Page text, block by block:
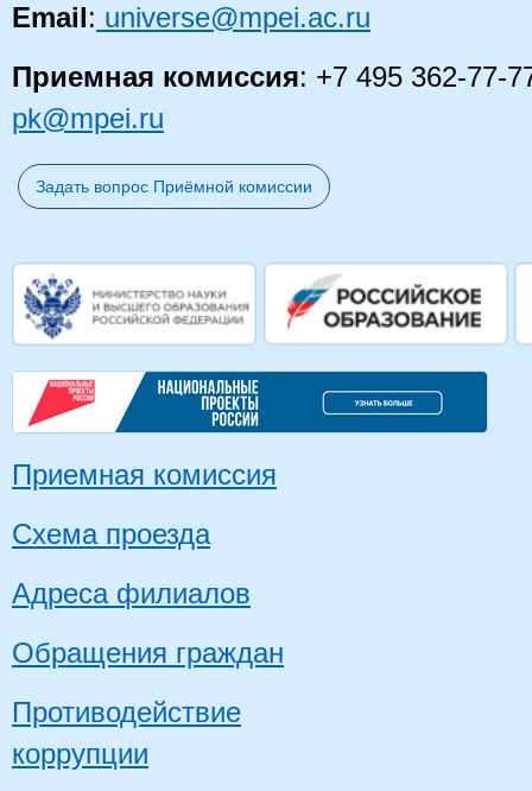
Email: universe@mpei.ac.ru
Приемная комиссия: +7 495 362-77-
pk@mpei.ru
Задать вопрос Приёмной комиссии
Приемная комиссия
Схема проезда
Адреса филиалов
Обращения граждан
Противодействие
коррупции